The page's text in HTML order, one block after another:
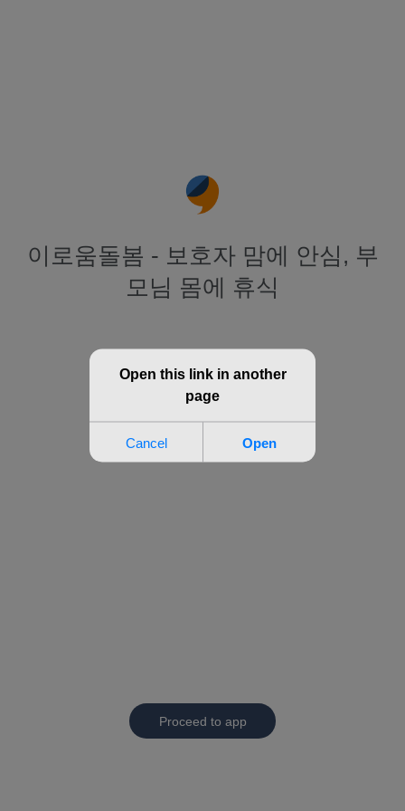
이로움돌봄 - 보호자 맘에 안심, 부
모님 몸에 휴식
Proceed to app